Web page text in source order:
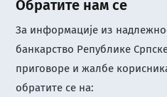
Обратите нам се
За информације из
банкарство Републике
приговоре и жалбе
обратите се на: